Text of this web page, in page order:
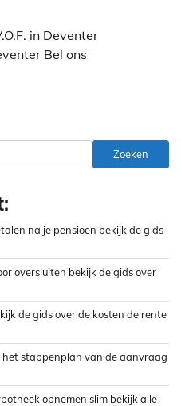
in Deventer
Bel ons
Zoeken
na je pensioen bekijk de gids
oversluiten bekijk de gids over
de gids over de kosten de rente
stappenplan van de aanvraag
opnemen slim bekijk alle